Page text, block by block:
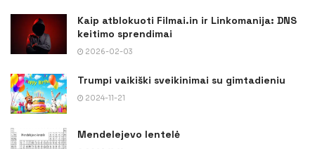
Kaip atblokuoti Filmai.in ir Linkomanija: DNS
keitimo sprendimai
2026-02-03
Trumpi vaikiški sveikinimai su gimtadieniu
2024-11-21
Mendelejevo lentelė